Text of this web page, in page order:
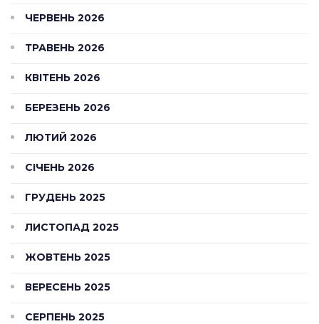
ЧЕРВЕНЬ 2026
ТРАВЕНЬ 2026
КВІТЕНЬ 2026
БЕРЕЗЕНЬ 2026
ЛЮТИЙ 2026
СІЧЕНЬ 2026
ГРУДЕНЬ 2025
ЛИСТОПАД 2025
ЖОВТЕНЬ 2025
ВЕРЕСЕНЬ 2025
СЕРПЕНЬ 2025